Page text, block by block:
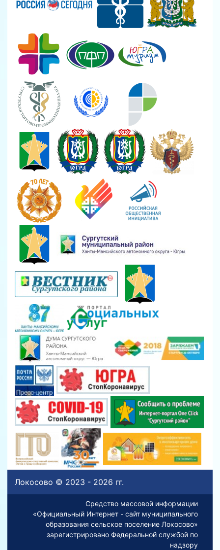
Локосово © 2023 - 2026 гг.
Средство массовой информации
«Официальный Интернет - сайт муниципального
образования сельское поселение Локосово»
зарегистрировано Федеральной службой по
надзору